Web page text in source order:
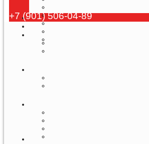
+7 (901) 506-04-89